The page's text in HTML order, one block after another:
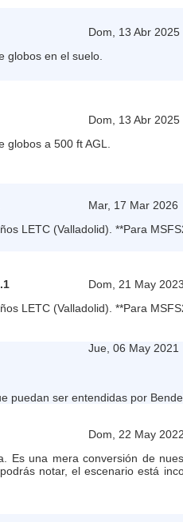
Dom, 13 Abr 2025
globos en el suelo.
Dom, 13 Abr 2025
a 500 ft AGL.
Mar, 17 Mar 2026
LETC (Valladolid). **Para
Dom, 21 May 2023
LETC (Valladolid). **Para
Jue, 06 May 2021
puedan ser entendidas por
Dom, 22 May 2022
Es una mera conversión de
notar, el escenario está